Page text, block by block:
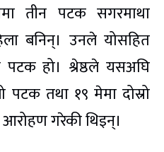
तीन पटक सगरमाथा
बनिन्। उनले योसहित
हो। श्रेष्ठले यसअघि
पटक तथा १९ मेमा दोस्रो
गरेकी थिइन्।